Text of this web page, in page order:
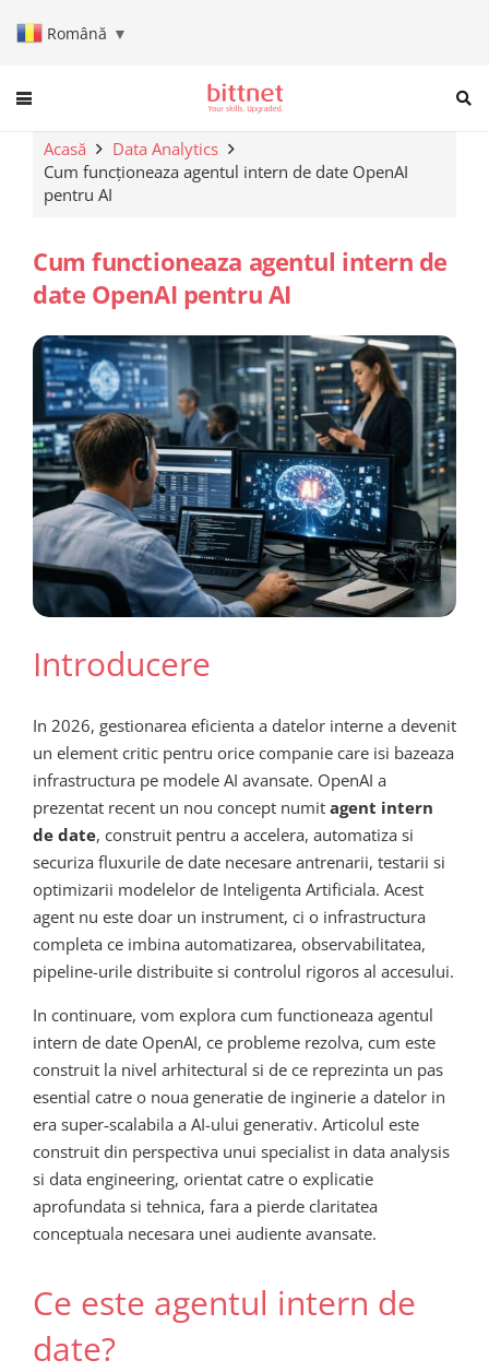
Română ▼
When autocomplete results
Acasă
Data Analytics
Cum funcționeaza agentul intern de date OpenAI
pentru AI
Cum functioneaza agentul intern de
date OpenAI pentru AI
Introducere
In 2026, gestionarea eficienta a datelor interne a devenit
un element critic pentru orice companie care isi bazeaza
infrastructura pe modele AI avansate. OpenAI a
prezentat recent un nou concept numit agent intern
de date, construit pentru a accelera, automatiza si
securiza fluxurile de date necesare antrenarii, testarii si
optimizarii modelelor de Inteligenta Artificiala. Acest
agent nu este doar un instrument, ci o infrastructura
completa ce imbina automatizarea, observabilitatea,
pipeline-urile distribuite si controlul rigoros al accesului.
In continuare, vom explora cum functioneaza agentul
intern de date OpenAI, ce probleme rezolva, cum este
construit la nivel arhitectural si de ce reprezinta un pas
esential catre o noua generatie de inginerie a datelor in
era super‑scalabila a AI-ului generativ. Articolul este
construit din perspectiva unui specialist in data analysis
si data engineering, orientat catre o explicatie
aprofundata si tehnica, fara a pierde claritatea
conceptuala necesara unei audiente avansate.
Ce este agentul intern de
date?